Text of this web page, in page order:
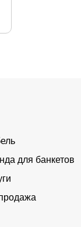
для банкетов